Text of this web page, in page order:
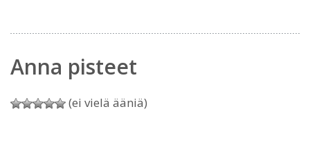
Anna pisteet
(ei vielä ääniä)